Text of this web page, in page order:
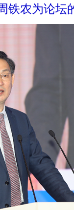
铁农为论坛